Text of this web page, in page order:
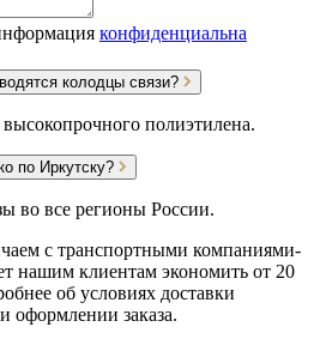
конфиденциальна
колодцы связи?
полиэтилена.
по Иркутску?
во все регионы России.
с транспортными компаниями-
нашим клиентам экономить от 20
об условиях доставки
оформлении заказа.